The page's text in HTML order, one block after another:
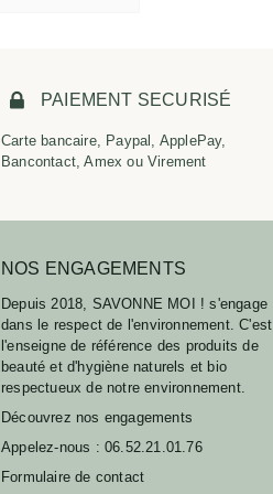
PAIEMENT SECURISÉ
Carte bancaire, Paypal, ApplePay,
Bancontact, Amex ou Virement
NOS ENGAGEMENTS
Depuis 2018, SAVONNE MOI ! s'engage
dans le respect de l'environnement. C'est
l'enseigne de référence des produits de
beauté et d'hygiène naturels et bio
respectueux de notre environnement.
Découvrez nos engagements
Appelez-nous : 06.52.21.01.76
Formulaire de contact